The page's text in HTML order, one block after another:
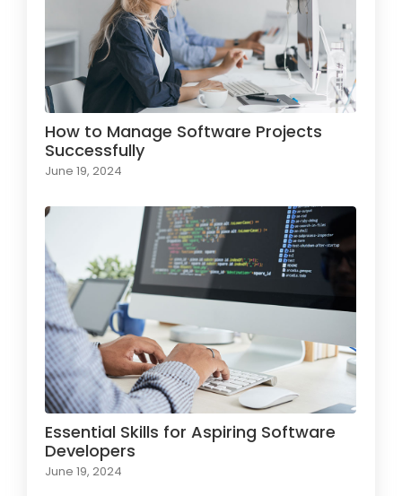
How to Manage Software Projects
Successfully
June 19, 2024
Essential Skills for Aspiring Software
Developers
June 19, 2024